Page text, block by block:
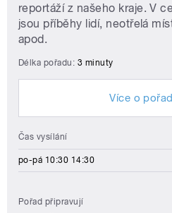
reportáží z našeho kraje. V
jsou příběhy lidí, neotřelá
apod.
Délka pořadu: 3 minuty
Více o
Čas vysílání
po-pá 10:30 14:30
Pořad připravují